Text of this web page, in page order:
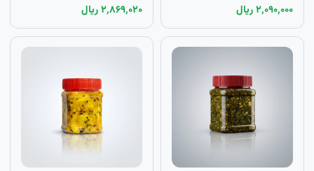
۲٬۰۹۰٬۰۰۰ ریال
۲٬۸۶۹٬۰۲۰ ریال